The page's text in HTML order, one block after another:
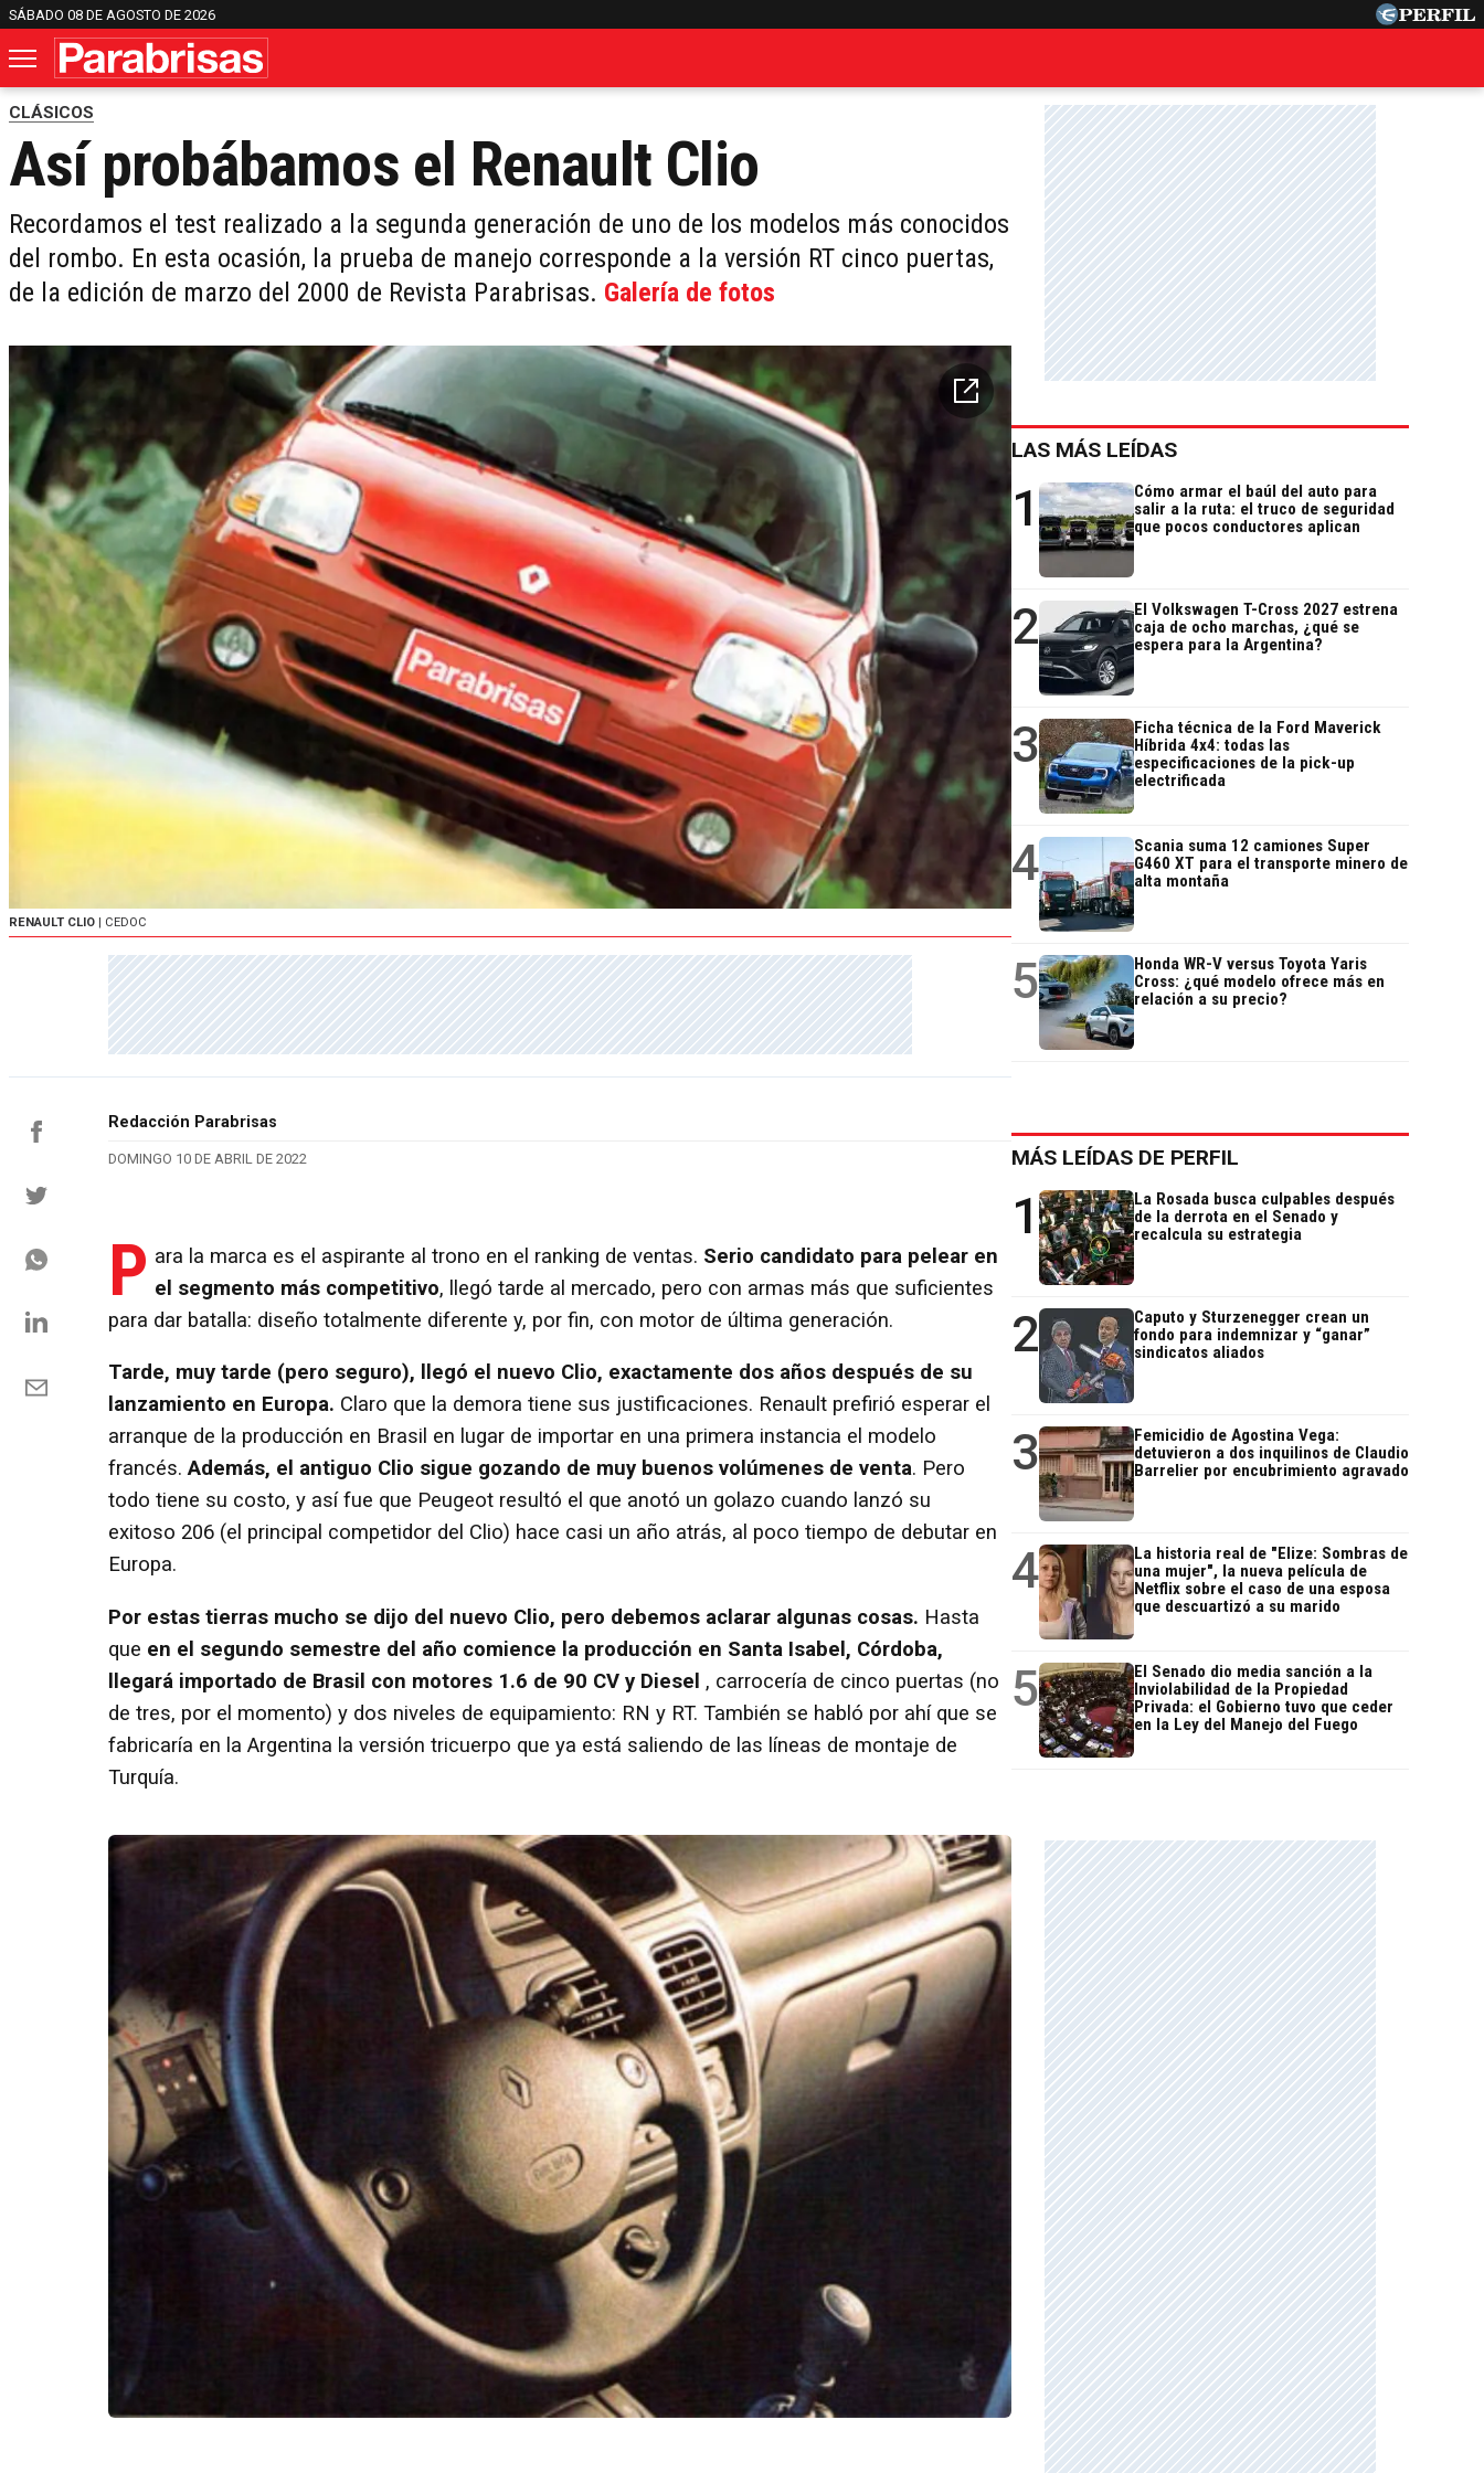
SÁBADO 08 DE AGOSTO DE 2026
CLÁSICOS
Así probábamos el Renault Clio
Recordamos el test realizado a la segunda generación de uno de los modelos más conocidos
del rombo. En esta ocasión, la prueba de manejo corresponde a la versión RT cinco puertas,
de la edición de marzo del 2000 de Revista Parabrisas. Galería de fotos
RENAULT CLIO | CEDOC
Redacción Parabrisas
DOMINGO 10 DE ABRIL DE 2022
P ara la marca es el aspirante al trono en el ranking de ventas. Serio candidato para pelear en
el segmento más competitivo, llegó tarde al mercado, pero con armas más que suficientes
para dar batalla: diseño totalmente diferente y, por fin, con motor de última generación.
Tarde, muy tarde (pero seguro), llegó el nuevo Clio, exactamente dos años después de su
lanzamiento en Europa. Claro que la demora tiene sus justificaciones. Renault prefirió esperar el
arranque de la producción en Brasil en lugar de importar en una primera instancia el modelo
francés.Además, el antiguo Clio sigue gozando de muy buenos volúmenes de venta. Pero
todo tiene su costo, y así fue que Peugeot resultó el que anotó un golazo cuando lanzó su
exitoso 206 (el principal competidor del Clio) hace casi un año atrás, al poco tiempo de debutar en
Europa.
Por estas tierras mucho se dijo del nuevo Clio, pero debemos aclarar algunas cosas. Hasta
que en el segundo semestre del año comience la producción en Santa Isabel, Córdoba,
llegará importado de Brasil con motores 1.6 de 90 CV y Diesel , carrocería de cinco puertas (no
de tres, por el momento) y dos niveles de equipamiento: RN y RT. También se habló por ahí que se
fabricaría en la Argentina la versión tricuerpo que ya está saliendo de las líneas de montaje de
Turquía.
LAS MÁS LEÍDAS
1
Cómo armar el baúl del auto para
salir a la ruta: el truco de seguridad
que pocos conductores aplican
2
El Volkswagen T-Cross 2027 estrena
caja de ocho marchas, ¿qué se
espera para la Argentina?
3
Ficha técnica de la Ford Maverick
Híbrida 4x4: todas las
especificaciones de la pick-up
electrificada
4
Scania suma 12 camiones Super
G460 XT para el transporte minero de
alta montaña
5
Honda WR-V versus Toyota Yaris
Cross: ¿qué modelo ofrece más en
relación a su precio?
MÁS LEÍDAS DE PERFIL
1
La Rosada busca culpables después
de la derrota en el Senado y
recalcula su estrategia
2
Caputo y Sturzenegger crean un
fondo para indemnizar y “ganar”
sindicatos aliados
3
Femicidio de Agostina Vega:
detuvieron a dos inquilinos de Claudio
Barrelier por encubrimiento agravado
4
La historia real de "Elize: Sombras de
una mujer", la nueva película de
Netflix sobre el caso de una esposa
que descuartizó a su marido
5
El Senado dio media sanción a la
Inviolabilidad de la Propiedad
Privada: el Gobierno tuvo que ceder
en la Ley del Manejo del Fuego